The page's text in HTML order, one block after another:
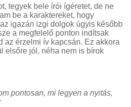
tegyek bele írói ígéretet, de ne
be a karaktereket, hogy
igazán izgi dolgok úgyis később
a megfelelő ponton indítsak
az érzelmi ív kapcsán. Ez akkora
elsőre jól, néha nem is bírok
pontosan, mi legyen a nyitás,